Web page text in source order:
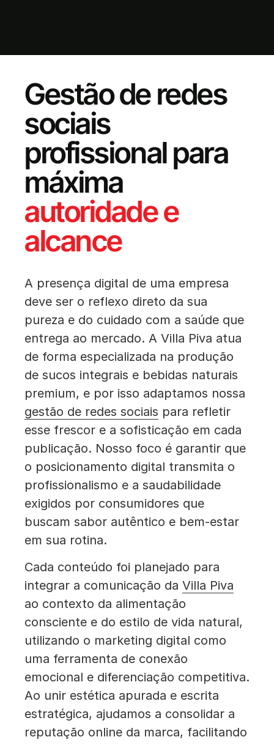
Gestão de redes
sociais
profissional para
máxima
autoridade e
alcance
A presença digital de uma empresa
deve ser o reflexo direto da sua
pureza e do cuidado com a saúde que
entrega ao mercado. A Villa Piva atua
de forma especializada na produção
de sucos integrais e bebidas naturais
premium, e por isso adaptamos nossa
gestão de redes sociais para refletir
esse frescor e a sofisticação em cada
publicação. Nosso foco é garantir que
o posicionamento digital transmita o
profissionalismo e a saudabilidade
exigidos por consumidores que
buscam sabor autêntico e bem-estar
em sua rotina.
Cada conteúdo foi planejado para
integrar a comunicação da Villa Piva
ao contexto da alimentação
consciente e do estilo de vida natural,
utilizando o marketing digital como
uma ferramenta de conexão
emocional e diferenciação competitiva.
Ao unir estética apurada e escrita
estratégica, ajudamos a consolidar a
reputação online da marca, facilitando